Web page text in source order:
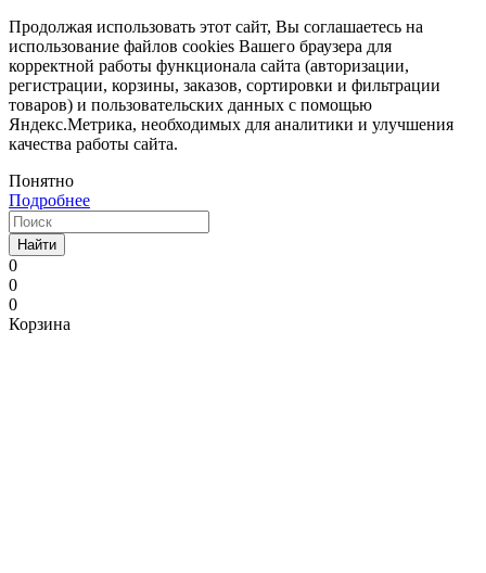
Продолжая использовать этот сайт, Вы соглашаетесь на
использование файлов cookies Вашего браузера для
корректной работы функционала сайта (авторизации,
регистрации, корзины, заказов, сортировки и фильтрации
товаров) и пользовательских данных с помощью
Яндекс.Метрика, необходимых для аналитики и улучшения
качества работы сайта.
Понятно
Подробнее
Найти
0
0
0
Корзина